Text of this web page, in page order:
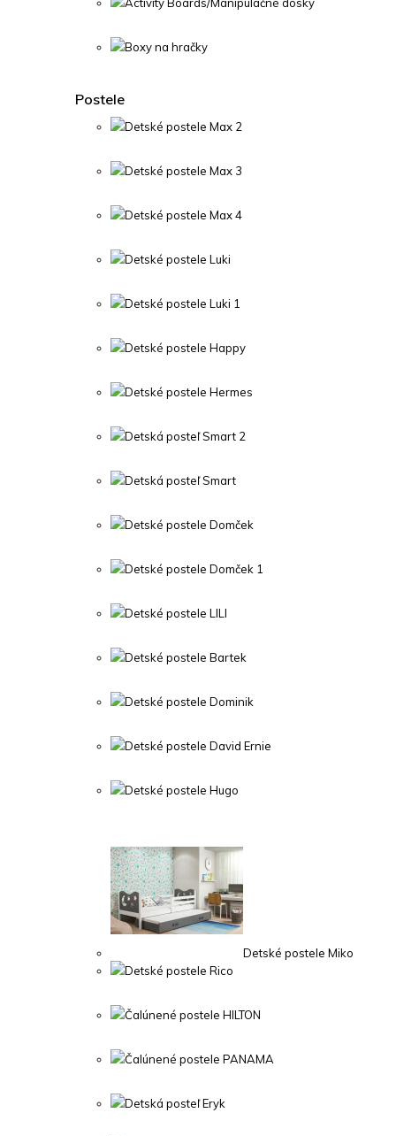
Boxy na hračky
Postele
Detské postele Max 2
Detské postele Max 3
Detské postele Max 4
Detské postele Luki
Detské postele Luki 1
Detské postele Happy
Detské postele Hermes
Detská posteľ Smart 2
Detská posteľ Smart
Detské postele Domček
Detské postele Domček 1
Detské postele LILI
Detské postele Bartek
Detské postele Dominik
Detské postele David Ernie
Detské postele Hugo
Detské postele Miko
Detské postele Rico
Čalúnené postele HILTON
Čalúnené postele PANAMA
Detská posteľ Eryk